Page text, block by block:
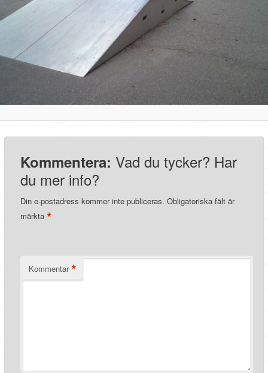
Kommentera: Vad du tycker? Har
du mer info?
Din e-postadress kommer inte publiceras. Obligatoriska fält är
märkta*
Kommentar *